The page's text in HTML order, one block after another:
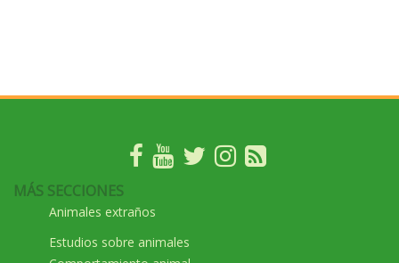
MÁS SECCIONES
Animales extraños
Estudios sobre animales